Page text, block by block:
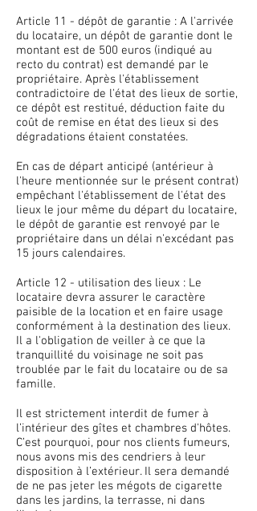
Article 11 - dépôt de garantie : A l'arrivée
du locataire, un dépôt de garantie dont le
montant est de 500 euros (indiqué au
recto du contrat) est demandé par le
propriétaire. Après l'établissement
contradictoire de l'état des lieux de sortie,
ce dépôt est restitué, déduction faite du
coût de remise en état des lieux si des
dégradations étaient constatées.
En cas de départ anticipé (antérieur à
l'heure mentionnée sur le présent contrat)
empêchant l'établissement de l'état des
lieux le jour même du départ du locataire,
le dépôt de garantie est renvoyé par le
propriétaire dans un délai n'excédant pas
15 jours calendaires.
Article 12 - utilisation des lieux : Le
locataire devra assurer le caractère
paisible de la location et en faire usage
conformément à la destination des lieux.
Il a l'obligation de veiller à ce que la
tranquillité du voisinage ne soit pas
troublée par le fait du locataire ou de sa
famille.
Il est strictement interdit de fumer à
l’intérieur des gîtes et chambres d'hôtes.
C’est pourquoi, pour nos clients fumeurs,
nous avons mis des cendriers à leur
disposition à l’extérieur. Il sera demandé
de ne pas jeter les mégots de cigarette
dans les jardins, la terrasse, ni dans